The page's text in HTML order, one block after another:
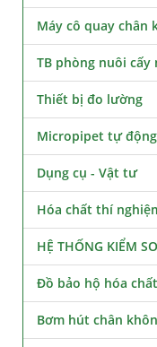
Máy cô quay chân
TB phòng nuôi cấy
Thiết bị đo lường
Micropipet tự động
Dụng cụ - Vật tư
Hóa chất thí
HỆ THỐNG KIỂM
Đồ bảo hộ hóa chất
Bơm hút chân